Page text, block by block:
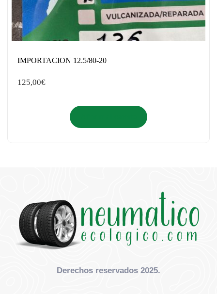
IMPORTACION 12.5/80-20
125,00€
Derechos reservados 2025.